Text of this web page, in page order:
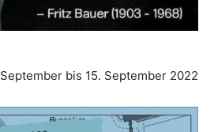
bis 15. September 2022